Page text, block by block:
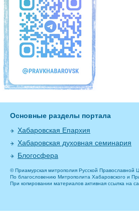
Основные разделы портала
Хабаровская Епархия
Хабаровская духовная семинария
Блогосфера
© Приамурская митрополия Русской Православной
По благословению Митрополита Хабаровского и
При копировании материалов активная ссылка на